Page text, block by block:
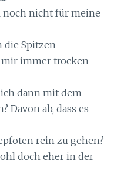
noch nicht für meine
die Spitzen
immer trocken
dann mit dem
Davon ab, dass es
rein zu gehen?
doch eher in der